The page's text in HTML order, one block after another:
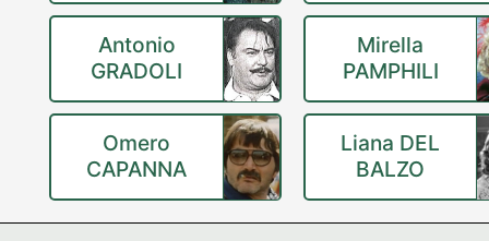
Antonio
GRADOLI
Mirella
PAMPHILI
Omero
CAPANNA
Liana DEL
BALZO